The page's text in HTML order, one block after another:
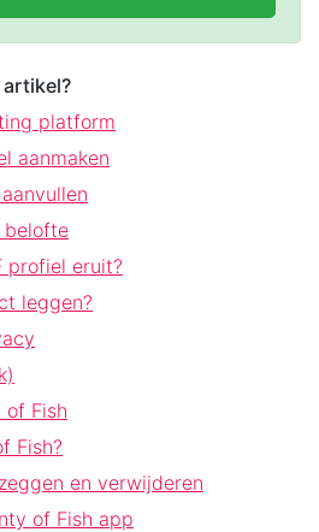
platform
aanmaken
belofte
profiel eruit?
leggen?
of Fish
Fish?
en verwijderen
of Fish app